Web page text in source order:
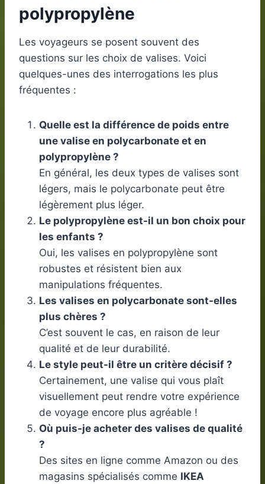
polypropylène
Les voyageurs se posent souvent des
questions sur les choix de valises. Voici
quelques-unes des interrogations les plus
fréquentes :
Quelle est la différence de poids entre
une valise en polycarbonate et en
polypropylène ?
En général, les deux types de valises sont
légers, mais le polycarbonate peut être
légèrement plus léger.
Le polypropylène est-il un bon choix pour
les enfants ?
Oui, les valises en polypropylène sont
robustes et résistent bien aux
manipulations fréquentes.
Les valises en polycarbonate sont-elles
plus chères ?
C’est souvent le cas, en raison de leur
qualité et de leur durabilité.
Le style peut-il être un critère décisif ?
Certainement, une valise qui vous plaît
visuellement peut rendre votre expérience
de voyage encore plus agréable !
Où puis-je acheter des valises de qualité
?
Des sites en ligne comme Amazon ou des
magasins spécialisés comme IKEA